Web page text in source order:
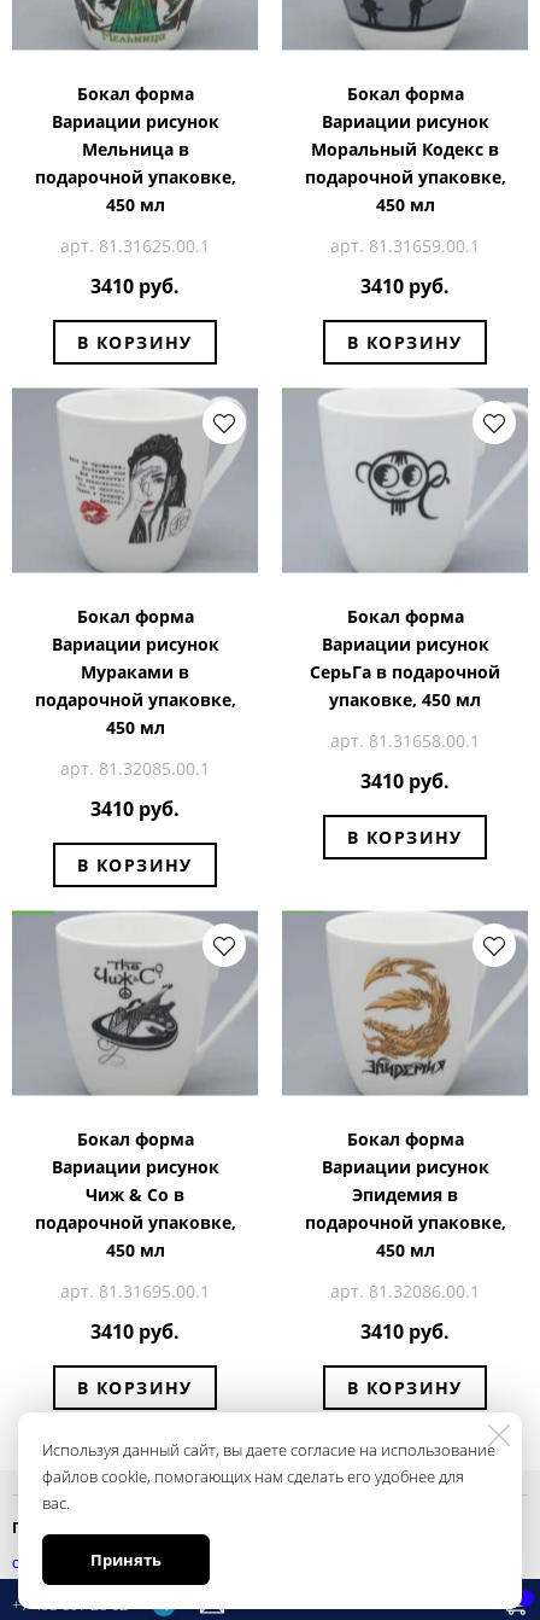
Бокал форма
Вариации рисунок
Мельница в
подарочной упаковке,
450 мл
арт. 81.31625.00.1
3410 руб.
В КОРЗИНУ
Бокал форма
Вариации рисунок
Моральный Кодекс в
подарочной упаковке,
450 мл
арт. 81.31659.00.1
3410 руб.
В КОРЗИНУ
Бокал форма
Вариации рисунок
Мураками в
подарочной упаковке,
450 мл
арт. 81.32085.00.1
3410 руб.
В КОРЗИНУ
Бокал форма
Вариации рисунок
СерьГа в подарочной
упаковке, 450 мл
арт. 81.31658.00.1
3410 руб.
В КОРЗИНУ
Бокал форма
Вариации рисунок
Чиж & Co в
подарочной упаковке,
450 мл
арт. 81.31695.00.1
3410 руб.
В КОРЗИНУ
Бокал форма
Вариации рисунок
Эпидемия в
подарочной упаковке,
450 мл
арт. 81.32086.00.1
3410 руб.
В КОРЗИНУ
Используя данный сайт, вы даете согласие на использование
файлов cookie, помогающих нам сделать его удобнее для
вас.
Принять
+7 495 697 28 62
Политика конфиденциальности
смотреть